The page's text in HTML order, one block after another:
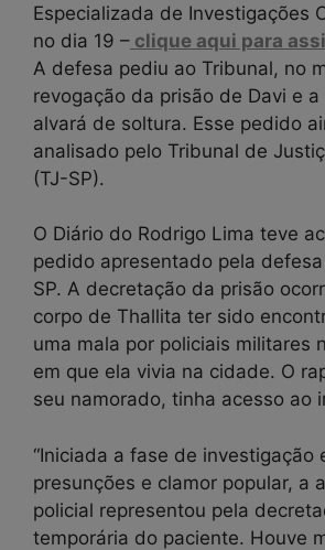
Especializada de Investigações
no dia 19 – clique aqui para
A defesa pediu ao Tribunal, no
revogação da prisão de Davi e
alvará de soltura. Esse pedido
analisado pelo Tribunal de
(TJ-SP).
O Diário do Rodrigo Lima teve
pedido apresentado pela
SP. A decretação da prisão
corpo de Thallita ter sido
uma mala por policiais militares
em que ela vivia na cidade. O
seu namorado, tinha acesso ao
“Iniciada a fase de investigação
presunções e clamor popular, a
policial representou pela
temporária do paciente. Houve